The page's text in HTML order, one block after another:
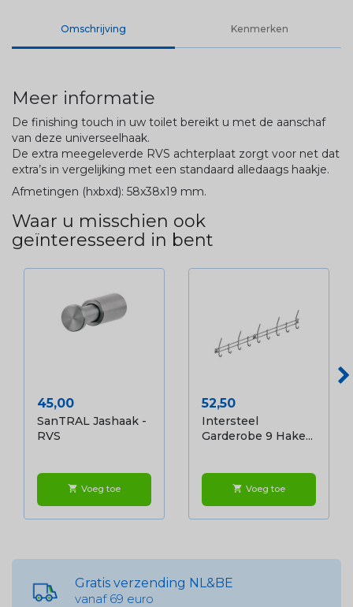
Omschrijving Kenmerken
Meer informatie
De finishing touch in uw toilet bereikt u met de aanschaf
van deze universeelhaak.
De extra meegeleverde RVS achterplaat zorgt voor net dat
extra’s in vergelijking met een standaard alledaags haakje.
Afmetingen (hxbxd): 58x38x19 mm.
Waar u misschien ook
geïnteresseerd in bent
Prijs
45,00
SanTRAL Jashaak -
RVS
shopping_cart Voeg toe
Prijs
52,50
Intersteel
Garderobe 9 Hake...
shopping_cart Voeg toe
Gratis verzending NL&BE
vanaf 69 euro